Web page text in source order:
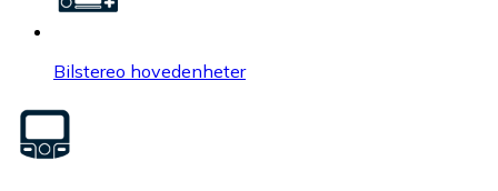
Bilstereo hovedenheter